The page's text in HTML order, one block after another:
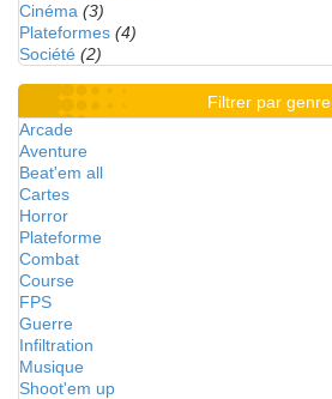
Cinéma (3)
Plateformes (4)
Société (2)
Filtrer par genre
Arcade
Aventure
Beat'em all
Cartes
Horror
Plateforme
Combat
Course
FPS
Guerre
Infiltration
Musique
Shoot'em up